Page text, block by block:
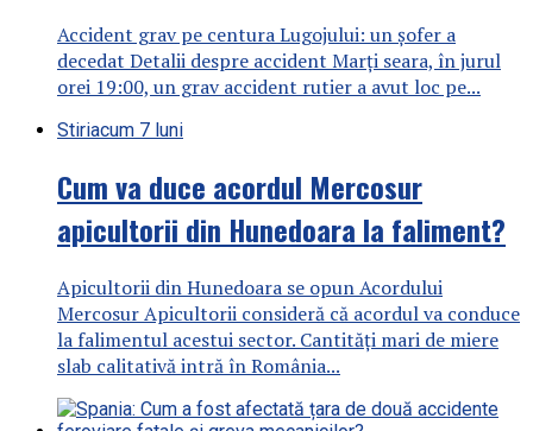
Accident grav pe centura Lugojului: un șofer a
decedat Detalii despre accident Marți seara, în jurul
orei 19:00, un grav accident rutier a avut loc pe...
Stiriacum 7 luni
Cum va duce acordul Mercosur
apicultorii din Hunedoara la faliment?
Apicultorii din Hunedoara se opun Acordului
Mercosur Apicultorii consideră că acordul va conduce
la falimentul acestui sector. Cantități mari de miere
slab calitativă intră în România...